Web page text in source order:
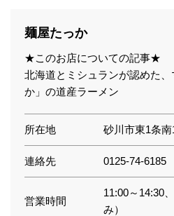
麺屋たっか
★このお店についての記事★
北海道とミシュランが認めた
か」の道産ラーメン
所在地 砂川市東1条
連絡先 0125-74-6185
営業時間
11:00～14:30
み）